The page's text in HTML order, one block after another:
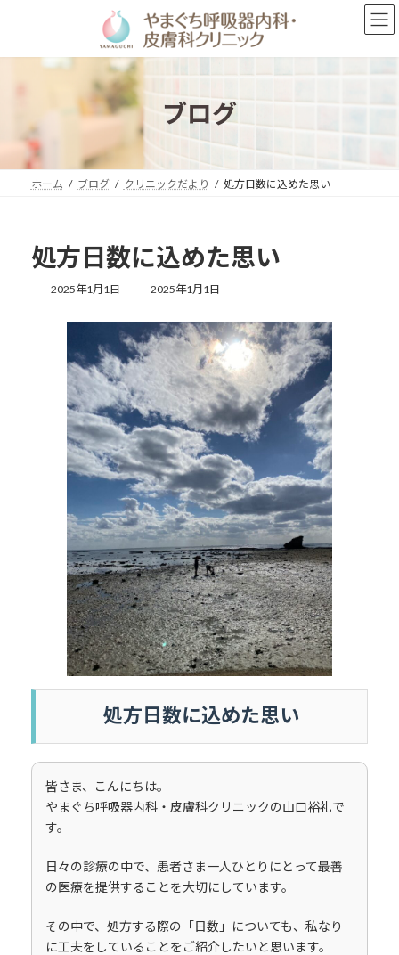
ン
プ
ー
動
ブログ
ホーム ブログ クリニックだより 処方日数に込めた思い
処方日数に込めた思い
2025年1月1日
最
更
新
日
:
2025年1月1日
処方日数に込めた思い
皆さま、こんにちは。
やまぐち呼吸器内科・皮膚科クリニックの山口裕礼で
す。
日々の診療の中で、患者さま一人ひとりにとって最善
の医療を提供することを大切にしています。
その中で、処方する際の「日数」についても、私なり
に工夫をしていることをご紹介したいと思います。